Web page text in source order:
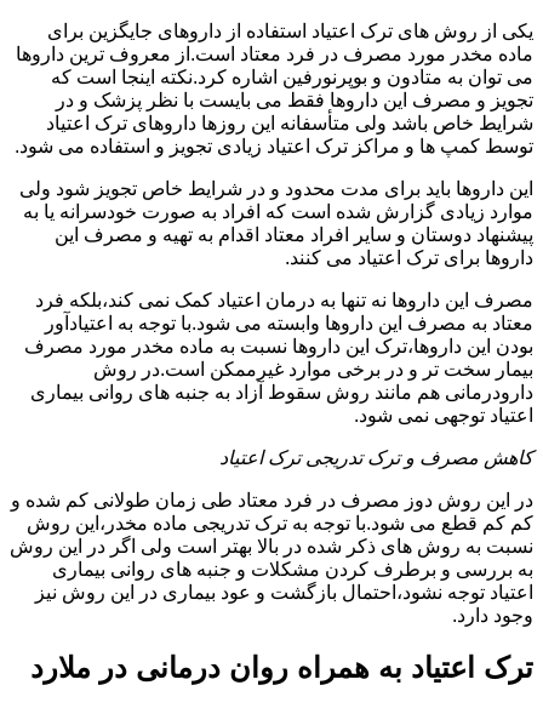
یکی از روش های ترک اعتیاد استفاده از داروهای جایگزین برای
ماده مخدر مورد مصرف در فرد معتاد است.از معروف ترین داروها
می توان به متادون و بوپرنورفین اشاره کرد.نکته اینجا است که
تجویز و مصرف این داروها فقط می بایست با نظر پزشک و در
شرایط خاص باشد ولی متأسفانه این روزها داروهای ترک اعتیاد
توسط کمپ ها و مراکز ترک اعتیاد زیادی تجویز و استفاده می شود.
این داروها باید برای مدت محدود و در شرایط خاص تجویز شود ولی
موارد زیادی گزارش شده است که افراد به صورت خودسرانه یا به
پیشنهاد دوستان و سایر افراد معتاد اقدام به تهیه و مصرف این
داروها برای ترک اعتیاد می کنند.
مصرف این داروها نه تنها به درمان اعتیاد کمک نمی کند،بلکه فرد
معتاد به مصرف این داروها وابسته می شود.با توجه به اعتیادآور
بودن این داروها،ترک این داروها نسبت به ماده مخدر مورد مصرف
بیمار سخت تر و در برخی موارد غیرممکن است.در روش
دارودرمانی هم مانند روش سقوط آزاد به جنبه های روانی بیماری
اعتیاد توجهی نمی شود.
کاهش مصرف و ترک تدریجی ترک اعتیاد
در این روش دوز مصرف در فرد معتاد طی زمان طولانی کم شده و
کم کم قطع می شود.با توجه به ترک تدریجی ماده مخدر،این روش
نسبت به روش های ذکر شده در بالا بهتر است ولی اگر در این روش
به بررسی و برطرف کردن مشکلات و جنبه های روانی بیماری
اعتیاد توجه نشود،احتمال بازگشت و عود بیماری در این روش نیز
وجود دارد.
ترک اعتیاد به همراه روان درمانی در ملارد